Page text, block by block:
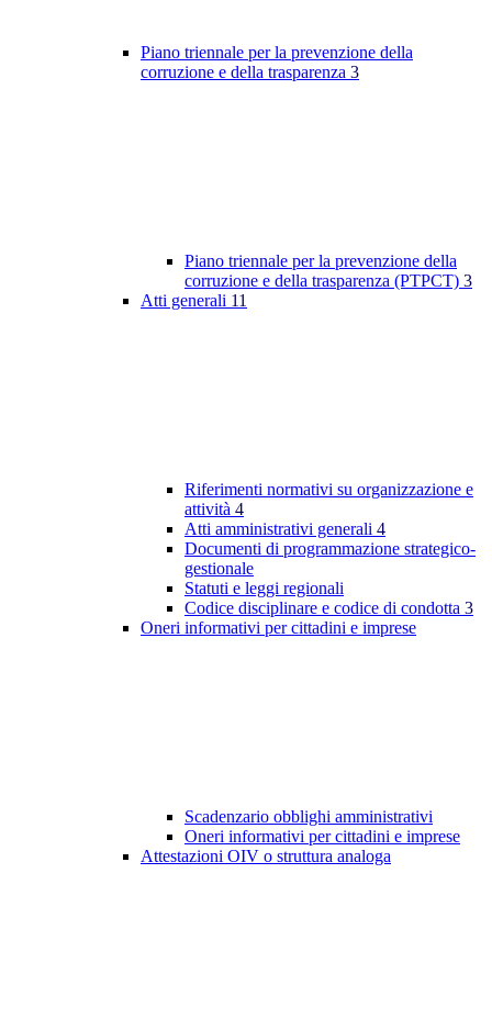
Piano triennale per la prevenzione della
corruzione e della trasparenza 3
Piano triennale per la prevenzione della
corruzione e della trasparenza (PTPCT) 3
Atti generali 11
Riferimenti normativi su organizzazione e
attività 4
Atti amministrativi generali 4
Documenti di programmazione strategico-
gestionale
Statuti e leggi regionali
Codice disciplinare e codice di condotta 3
Oneri informativi per cittadini e imprese
Scadenzario obblighi amministrativi
Oneri informativi per cittadini e imprese
Attestazioni OIV o struttura analoga